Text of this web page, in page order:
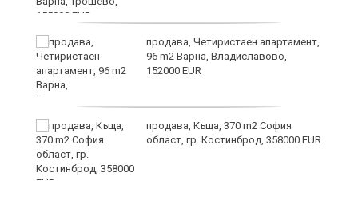
продава, Четиристаен апартамент,
96 m2 Варна, Владиславово,
152000 EUR
продава, Къща, 370 m2 София
област, гр. Костинброд, 358000 EUR